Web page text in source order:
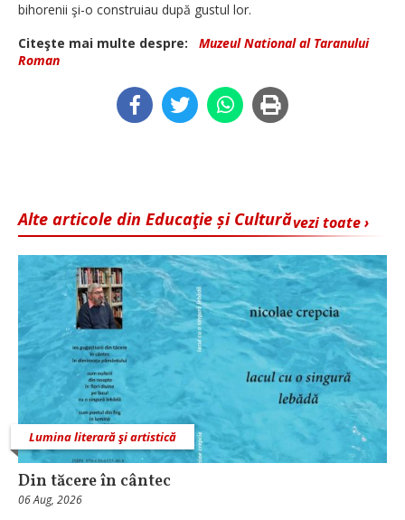
bihorenii şi-o construiau după gustul lor.
Citeşte mai multe despre:
Muzeul National al Taranului
Roman
vezi toate ›
Alte articole din Educaţie și Cultură
Lumina literară şi artistică
Din tăcere în cântec
06 Aug, 2026